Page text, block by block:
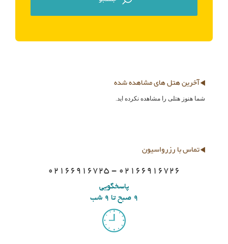
آخرین هتل های مشاهده شده
شما هنوز هتلی را مشاهده نکرده اید.
تماس با رزرواسیون
02166916725 - 02166916726
پاسخگویی
9 صبح تا 9 شب